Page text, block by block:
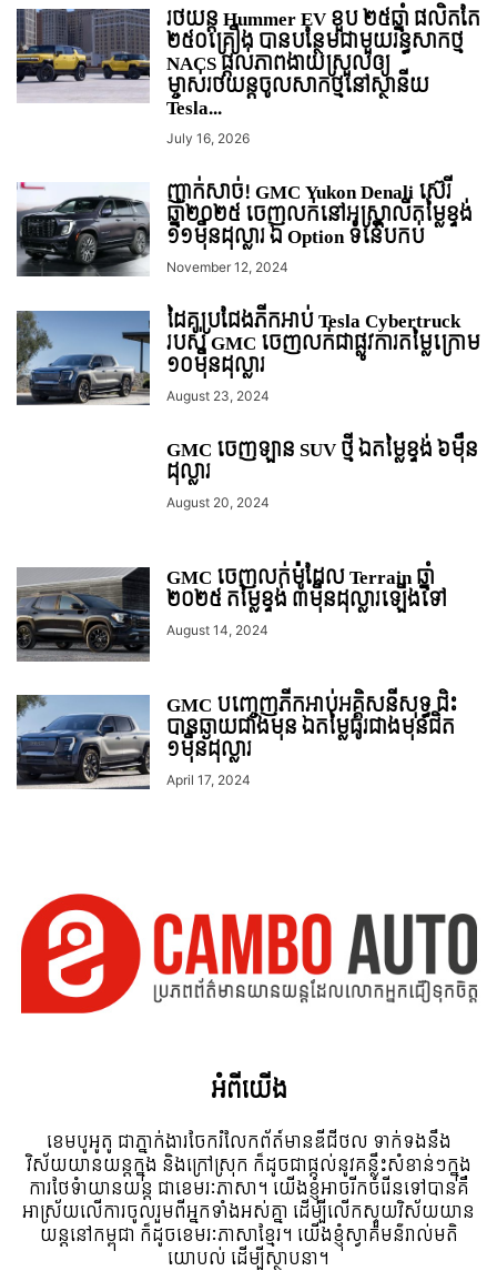
រថយន្ត Hummer EV ខួប ២៥ឆ្នាំ ផលិតតែ
២៥០គ្រឿង បានបន្ថែមជាមួយរន្ធសាកថ្ម
NACS ផ្ដល់ភាពងាយស្រួលឲ្យ
ម្ចាស់រថយន្ដចូលសាកថ្មនៅស្ថានីយ
Tesla...
July 16, 2026
ញាក់សាច់! GMC Yukon Denali ស៊េរី
ឆ្នាំ២០២៥ ចេញលក់នៅអូស្ត្រាលីតម្លៃខ្ទង់
១១មុឺនដុល្លារ ឯ Option ទំនើបកប់
November 12, 2024
ដៃគូប្រជែងភីកអាប់ Tesla Cybertruck
របស់ GMC ចេញលក់ជាផ្លូវការតម្លៃក្រោម
១០មុឺនដុល្លារ
August 23, 2024
GMC ចេញឡាន SUV ថ្មី ឯតម្លៃខ្ទង់ ៦មុឺន
ដុល្លារ
August 20, 2024
GMC ចេញលក់ម៉ូដែល Terrain ឆ្នាំ
២០២៥ តម្លៃខ្ទង់ ៣មុឺនដុល្លារឡើងទៅ
August 14, 2024
GMC បញ្ចេញភីកអាប់អគ្គិសនីសុទ្ធ ជិះ
បានឆ្ងាយជាងមុន ឯតម្លៃធូរជាងមុនជិត
១មុឺនដុល្លារ
April 17, 2024
អំពី​យើង
ខេមបូអូតូ ជាភ្នាក់ងារចែករំលែកព័ត៍មានឌីជីថល ទាក់ទងនឹង
វិស័យយានយន្តក្នុង និងក្រៅស្រុក ក៏ដូចជាផ្តល់នូវគន្លឹះសំខាន់ៗក្នុង
ការថែទំាយានយន្ត ជាខេមរៈភាសា។ យើងខ្ញុំអាចរីកចំរើនទៅបានគឺ
អាស្រ័យលើការចូលរួមពីអ្នកទាំងអស់គ្នា ដើម្បីលើកស្ទួយវិស័យយាន
យន្តនៅកម្ពុជា ក៏ដូចខេមរៈភាសាខ្មែរ។ យើងខ្ញុំស្វាគមន៌រាល់មតិ
យោបល់ ដើម្បីស្ថាបនា។